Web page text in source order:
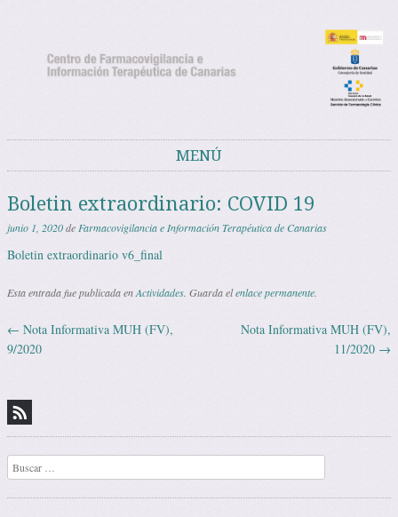
MENÚ
Boletin extraordinario: COVID 19
junio 1, 2020deFarmacovigilancia e Información Terapéutica de Canarias
Boletin extraordinario v6_final
Esta entrada fue publicada enActividades. Guarda elenlace permanente.
Navegación de entradas
← Nota Informativa MUH (FV),
9/2020
Nota Informativa MUH (FV),
11/2020 →
Buscar